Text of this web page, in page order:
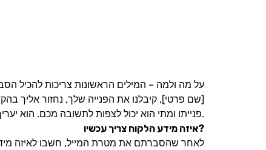
על מה ולמה – המילים הראשונות צריכות להכיל
[שם פרטי], קיבלנו את הפנייה שלך, נחזור אליך
פנייתו ומתי הוא יכול לצפות לתשובה מכם. הוא יעריך זאת מאוד.
איזה מידע הלקוח צריך עכשיו?
לאחר שהסברתם את מטרת המייל, חשבו לאיזה מידע